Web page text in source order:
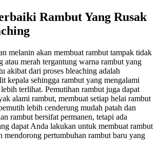
Rambut Yang Rusak
melanin akan membuat rambut tampak tidak
atau merah tergantung warna rambut yang
akibat dari proses bleaching adalah
kepala sehingga rambut yang mengalami
terlihat. Pemutihan rambut juga dapat
alami rambut, membuat setiap helai rambut
lebih cenderung mudah patah dan
rambut bersifat permanen, tetapi ada
dapat Anda lakukan untuk membuat rambut
mendorong pertumbuhan rambut baru yang